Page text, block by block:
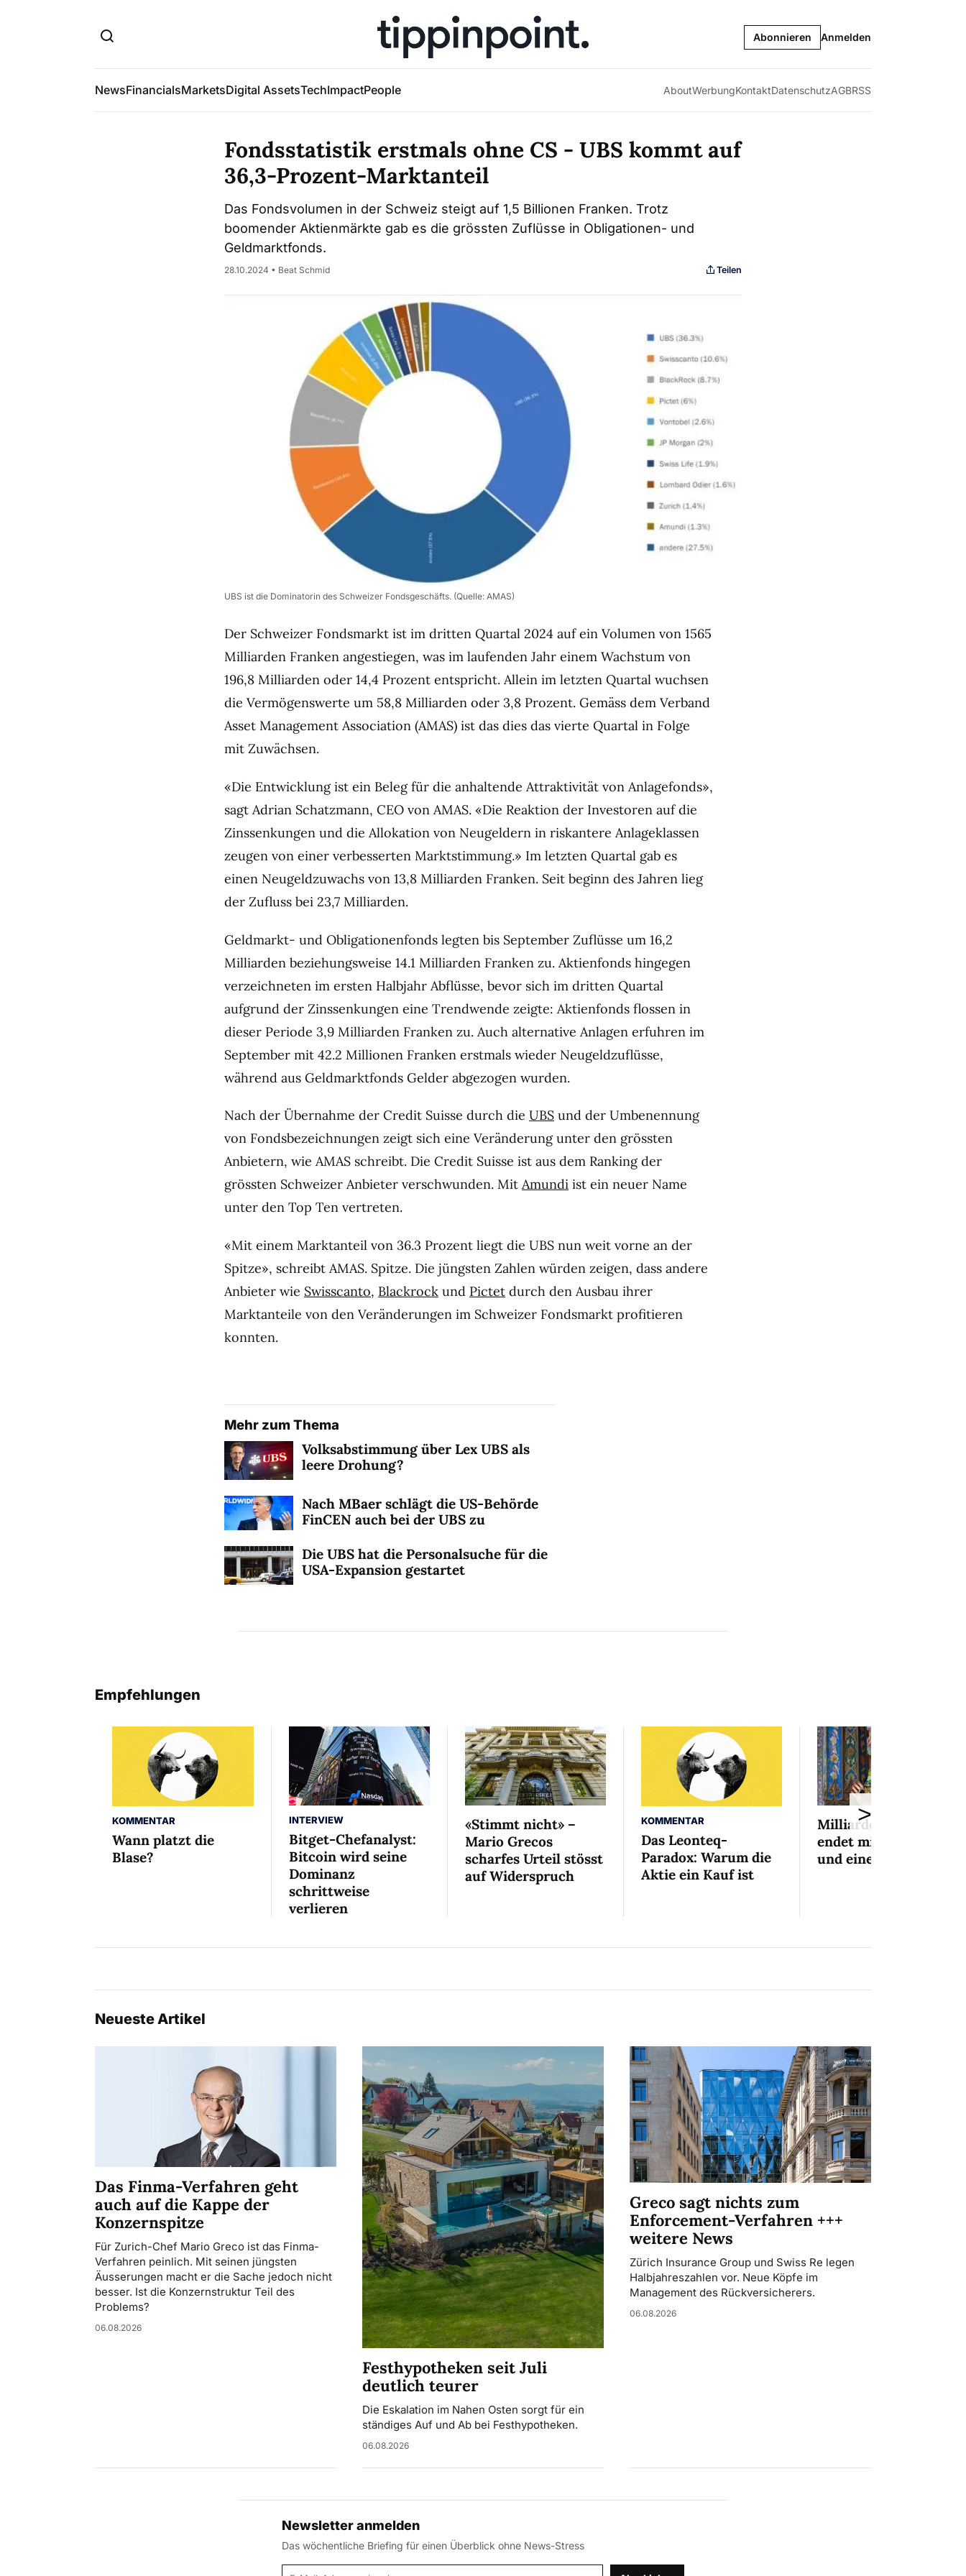
Abonnieren Anmelden
NewsFinancialsMarketsDigital AssetsTechImpactPeople AboutWerbungKontaktDatenschutzAGBRSS
Fondsstatistik erstmals ohne CS - UBS kommt auf
36,3-Prozent-Marktanteil
Das Fondsvolumen in der Schweiz steigt auf 1,5 Billionen Franken. Trotz
boomender Aktienmärkte gab es die grössten Zuflüsse in Obligationen- und
Geldmarktfonds.
28.10.2024 • Beat Schmid Teilen
UBS ist die Dominatorin des Schweizer Fondsgeschäfts. (Quelle: AMAS)
Der Schweizer Fondsmarkt ist im dritten Quartal 2024 auf ein Volumen von 1565
Milliarden Franken angestiegen, was im laufenden Jahr einem Wachstum von
196,8 Milliarden oder 14,4 Prozent entspricht. Allein im letzten Quartal wuchsen
die Vermögenswerte um 58,8 Milliarden oder 3,8 Prozent. Gemäss dem Verband
Asset Management Association (AMAS) ist das dies das vierte Quartal in Folge
mit Zuwächsen.
«Die Entwicklung ist ein Beleg für die anhaltende Attraktivität von Anlagefonds»,
sagt Adrian Schatzmann, CEO von AMAS. «Die Reaktion der Investoren auf die
Zinssenkungen und die Allokation von Neugeldern in riskantere Anlageklassen
zeugen von einer verbesserten Marktstimmung.» Im letzten Quartal gab es
einen Neugeldzuwachs von 13,8 Milliarden Franken. Seit beginn des Jahren lieg
der Zufluss bei 23,7 Milliarden.
Geldmarkt- und Obligationenfonds legten bis September Zuflüsse um 16,2
Milliarden beziehungsweise 14.1 Milliarden Franken zu. Aktienfonds hingegen
verzeichneten im ersten Halbjahr Abflüsse, bevor sich im dritten Quartal
aufgrund der Zinssenkungen eine Trendwende zeigte: Aktienfonds flossen in
dieser Periode 3,9 Milliarden Franken zu. Auch alternative Anlagen erfuhren im
September mit 42.2 Millionen Franken erstmals wieder Neugeldzuflüsse,
während aus Geldmarktfonds Gelder abgezogen wurden.
Nach der Übernahme der Credit Suisse durch die UBS und der Umbenennung
von Fondsbezeichnungen zeigt sich eine Veränderung unter den grössten
Anbietern, wie AMAS schreibt. Die Credit Suisse ist aus dem Ranking der
grössten Schweizer Anbieter verschwunden. Mit Amundi ist ein neuer Name
unter den Top Ten vertreten.
«Mit einem Marktanteil von 36.3 Prozent liegt die UBS nun weit vorne an der
Spitze», schreibt AMAS. Spitze. Die jüngsten Zahlen würden zeigen, dass andere
Anbieter wie Swisscanto, Blackrock und Pictet durch den Ausbau ihrer
Marktanteile von den Veränderungen im Schweizer Fondsmarkt profitieren
konnten.
Mehr zum Thema
Volksabstimmung über Lex UBS als
leere Drohung?
Nach MBaer schlägt die US-Behörde
FinCEN auch bei der UBS zu
Die UBS hat die Personalsuche für die
USA-Expansion gestartet
Empfehlungen
KOMMENTAR
Wann platzt die
Blase?
INTERVIEW
Bitget-Chefanalyst:
Bitcoin wird seine
Dominanz
schrittweise
verlieren
«Stimmt nicht» –
Mario Grecos
scharfes Urteil stösst
auf Widerspruch
KOMMENTAR
Das Leonteq-
Paradox: Warum die
Aktie ein Kauf ist
Milliardenaffäre
endet mit Mini-Busse
und einem Bedingten
>
Neueste Artikel
Das Finma-Verfahren geht
auch auf die Kappe der
Konzernspitze
Für Zurich-Chef Mario Greco ist das Finma-
Verfahren peinlich. Mit seinen jüngsten
Äusserungen macht er die Sache jedoch nicht
besser. Ist die Konzernstruktur Teil des
Problems?
06.08.2026
Festhypotheken seit Juli
deutlich teurer
Die Eskalation im Nahen Osten sorgt für ein
ständiges Auf und Ab bei Festhypotheken.
06.08.2026
Greco sagt nichts zum
Enforcement-Verfahren +++
weitere News
Zürich Insurance Group und Swiss Re legen
Halbjahreszahlen vor. Neue Köpfe im
Management des Rückversicherers.
06.08.2026
Newsletter anmelden
Das wöchentliche Briefing für einen Überblick ohne News-Stress
E-Mail-Adresse